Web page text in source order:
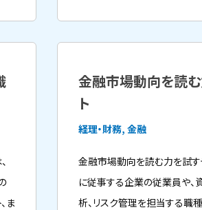
ま
金融市場動向を読
ト
経理・財務, 金融
金融市場動向を読む力を試す
に従事する企業の従業員や、
析、リスク管理を担当する職